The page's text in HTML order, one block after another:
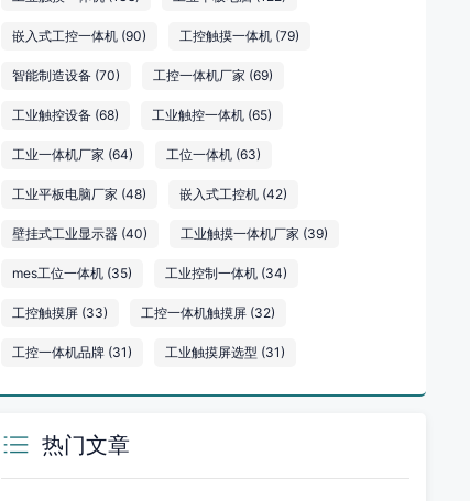
嵌入式工控一体机(90) 工控触摸一体机(79)
智能制造设备(70) 工控一体机厂家 (69)
工业触控设备(68) 工业触控一体机(65)
工业一体机厂家 (64) 工位一体机(63)
工业平板电脑厂家 (48) 嵌入式工控机(42)
壁挂式工业显示器(40) 工业触摸一体机厂家 (39)
mes工位一体机(35) 工业控制一体机(34)
工控触摸屏(33) 工控一体机触摸屏(32)
工控一体机品牌(31) 工业触摸屏选型 (31)
热门文章